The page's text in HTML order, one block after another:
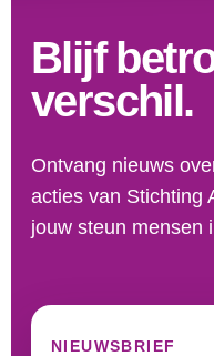
Blijf
verschil.
Ontvang nieuws
acties van Stichting
jouw steun mensen
NIEUWSBRIEF